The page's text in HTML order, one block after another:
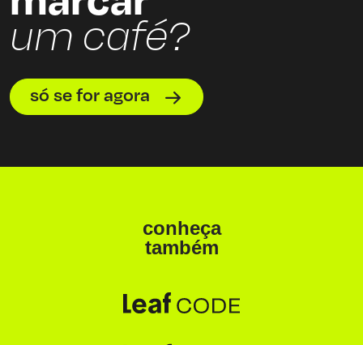
um café?
só se for agora
conheça
também